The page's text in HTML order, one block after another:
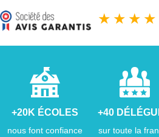
★ ★ ★ ★
+20K ÉCOLES
nous font confiance
+40
sur toute la